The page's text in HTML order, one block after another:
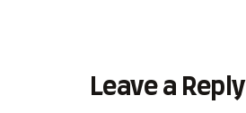
Leave a Reply